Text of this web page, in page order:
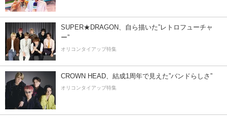
SUPER★DRAGON、自ら描いた”レトロフューチャ
ー”
オリコンタイアップ特集
CROWN HEAD、結成1周年で見えた”バンドらしさ”
オリコンタイアップ特集